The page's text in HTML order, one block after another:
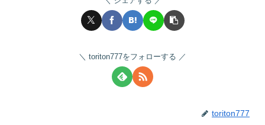
toriton777をフォローする
toriton777